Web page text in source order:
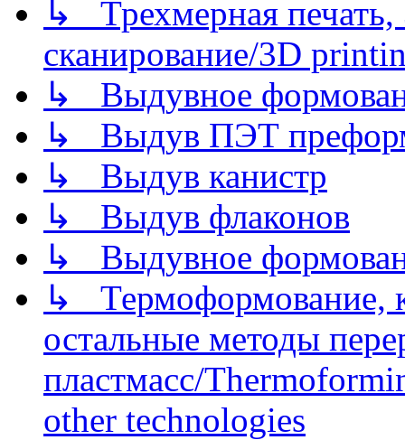
↳ Трехмерная
сканирование/3D
↳ Выдувное
↳ Выдув ПЭТ
↳ Выдув канистр
↳ Выдув флаконов
↳ Выдувное
↳ Термоформование,
остальные методы
пластмасс/
other technologies